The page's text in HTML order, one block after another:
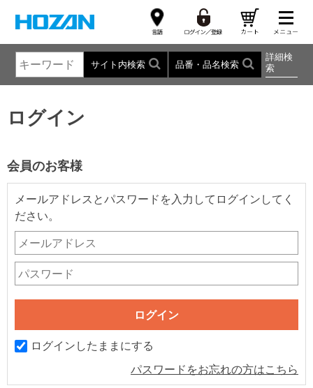
サイト内検索 品番・品名検索
詳細検
索
ログイン
会員のお客様
メールアドレスとパスワードを入力してログインしてく
ださい。
ログインしたままにする
パスワードをお忘れの方はこちら